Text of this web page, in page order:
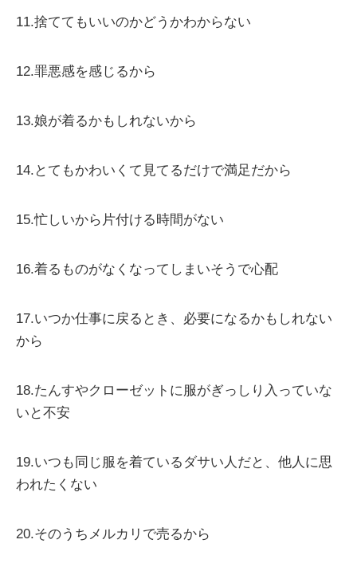
11.捨ててもいいのかどうかわからない
12.罪悪感を感じるから
13.娘が着るかもしれないから
14.とてもかわいくて見てるだけで満足だから
15.忙しいから片付ける時間がない
16.着るものがなくなってしまいそうで心配
17.いつか仕事に戻るとき、必要になるかもしれない
から
18.たんすやクローゼットに服がぎっしり入っていな
いと不安
19.いつも同じ服を着ているダサい人だと、他人に思
われたくない
20.そのうちメルカリで売るから